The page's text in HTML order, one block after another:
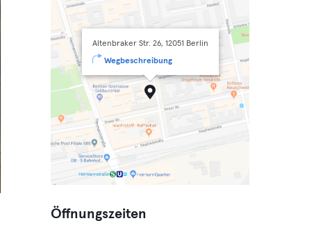
Altenbraker Str. 26, 12051 Berlin
Wegbeschreibung
Öffnungszeiten